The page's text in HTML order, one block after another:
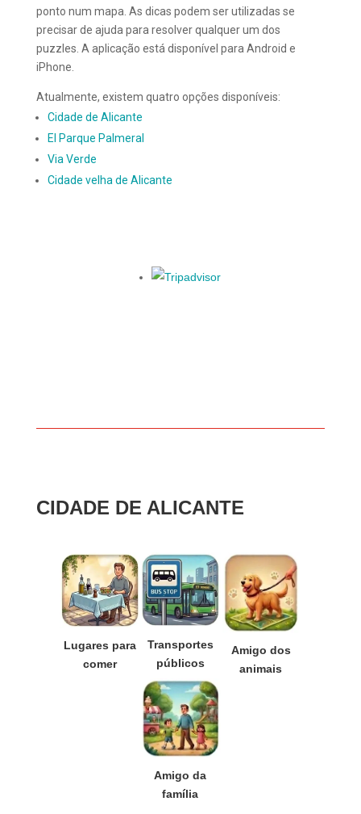
ponto num mapa. As dicas podem ser utilizadas se
precisar de ajuda para resolver qualquer um dos
puzzles. A aplicação está disponível para Android e
iPhone.
Atualmente, existem quatro opções disponíveis:
Cidade de Alicante
El Parque Palmeral
Via Verde
Cidade velha de Alicante
CIDADE DE ALICANTE
Lugares para
comer
Transportes
públicos
Amigo dos
animais
Amigo da
família